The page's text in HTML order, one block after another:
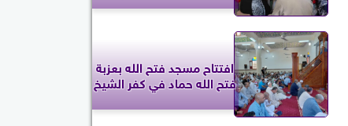
افتتاح مسجد فتح الله بعزبة
فتح الله حماد في كفر الشيخ